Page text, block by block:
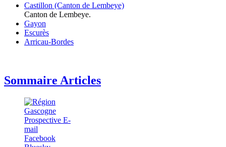
Castillon (Canton de Lembeye)
Canton de Lembeye.
Gayon
Escurès
Arricau-Bordes
Sommaire Articles